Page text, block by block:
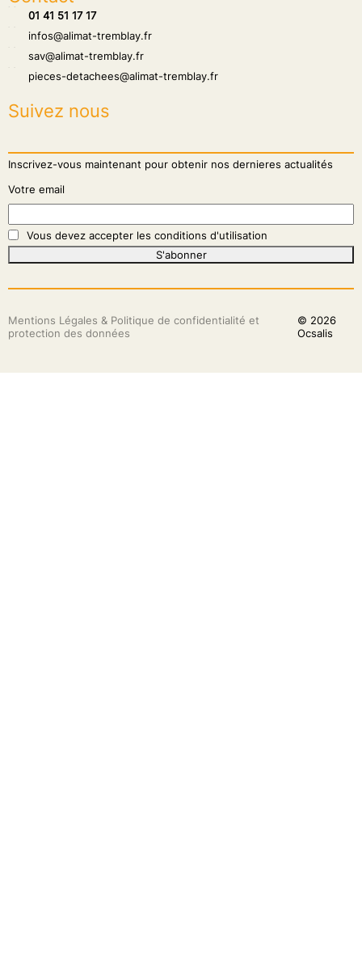
01 41 51 17 17
infos@alimat-tremblay.fr
sav@alimat-tremblay.fr
pieces-detachees@alimat-tremblay.fr
Suivez nous
Inscrivez-vous maintenant pour obtenir nos dernieres actualités
Votre email
Vous devez accepter les conditions d'utilisation
S'abonner
Mentions Légales & Politique de confidentialité et
protection des données
© 2026
Ocsalis